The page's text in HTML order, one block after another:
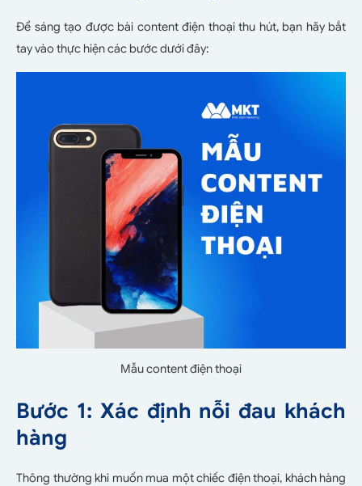
Để sáng tạo được bài content điện thoại thu hút, bạn hãy bắt
tay vào thực hiện các bước dưới đây:
Mẫu content điện thoại
Bước 1: Xác định nỗi đau khách
hàng
Thông thường khi muốn mua một chiếc điện thoại, khách hàng